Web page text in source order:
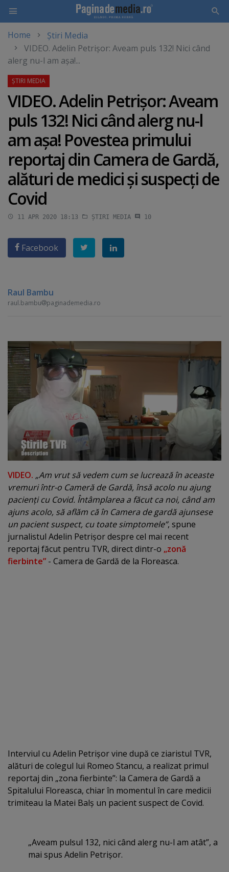
main
content
Home
Știri Media
VIDEO. Adelin Petrişor: Aveam puls 132! Nici când
alerg nu-l am aşa!...
VIDEO. Adelin Petrişor: Aveam
puls 132! Nici când alerg nu-l
am aşa! Povestea primului
reportaj din Camera de Gardă,
alături de medici şi suspecţi de
Covid
11 APR 2020 18:13 ȘTIRI MEDIA 10
Facebook
Raul Bambu
raul.bambu paginademedia.ro
VIDEO. „Am vrut să vedem cum se lucrează în aceaste
vremuri într-o Cameră de Gardă, însă acolo nu ajung
pacienţi cu Covid. Întâmplarea a făcut ca noi, când am
ajuns acolo, să aflăm că în Camera de gardă ajunsese
un pacient suspect, cu toate simptomele”, spune
jurnalistul Adelin Petrişor despre cel mai recent
reportaj făcut pentru TVR, direct dintr-o „zonă
fierbinte” - Camera de Gardă de la Floreasca.
Interviul cu Adelin Petrişor vine după ce ziaristul TVR,
alături de colegul lui Romeo Stancu, a realizat primul
reportaj din „zona fierbinte”: la Camera de Gardă a
Spitalului Floreasca, chiar în momentul în care medicii
trimiteau la Matei Balş un pacient suspect de Covid.
„Aveam pulsul 132, nici când alerg nu-l am atât”, a
mai spus Adelin Petrişor.